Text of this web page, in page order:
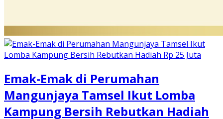
Emak-Emak di Perumahan
Mangunjaya Tamsel Ikut Lomba
Kampung Bersih Rebutkan Hadiah